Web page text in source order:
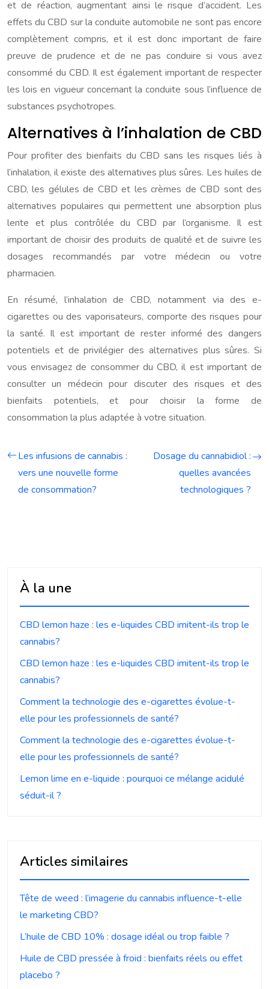
et de réaction, augmentant ainsi le risque d’accident. Les
effets du CBD sur la conduite automobile ne sont pas encore
complètement compris, et il est donc important de faire
preuve de prudence et de ne pas conduire si vous avez
consommé du CBD. Il est également important de respecter
les lois en vigueur concernant la conduite sous l’influence de
substances psychotropes.
Alternatives à l’inhalation de CBD
Pour profiter des bienfaits du CBD sans les risques liés à
l’inhalation, il existe des alternatives plus sûres. Les huiles de
CBD, les gélules de CBD et les crèmes de CBD sont des
alternatives populaires qui permettent une absorption plus
lente et plus contrôlée du CBD par l’organisme. Il est
important de choisir des produits de qualité et de suivre les
dosages recommandés par votre médecin ou votre
pharmacien.
En résumé, l’inhalation de CBD, notamment via des e-
cigarettes ou des vaporisateurs, comporte des risques pour
la santé. Il est important de rester informé des dangers
potentiels et de privilégier des alternatives plus sûres. Si
vous envisagez de consommer du CBD, il est important de
consulter un médecin pour discuter des risques et des
bienfaits potentiels, et pour choisir la forme de
consommation la plus adaptée à votre situation.
Les infusions de cannabis :
vers une nouvelle forme
de consommation?
Dosage du cannabidiol :
quelles avancées
technologiques ?
À la une
CBD lemon haze : les e-liquides CBD imitent-ils trop le
cannabis?
CBD lemon haze : les e-liquides CBD imitent-ils trop le
cannabis?
Comment la technologie des e-cigarettes évolue-t-
elle pour les professionnels de santé?
Comment la technologie des e-cigarettes évolue-t-
elle pour les professionnels de santé?
Lemon lime en e-liquide : pourquoi ce mélange acidulé
séduit-il ?
Articles similaires
Tête de weed : l’imagerie du cannabis influence-t-elle
le marketing CBD?
L’huile de CBD 10% : dosage idéal ou trop faible ?
Huile de CBD pressée à froid : bienfaits réels ou effet
placebo ?